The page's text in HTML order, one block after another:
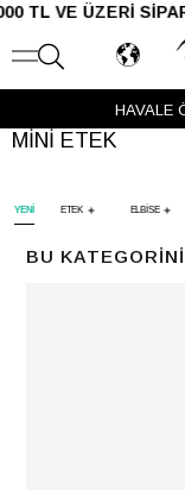
HAVALE
MİNİ ETEK
YENİ ETEK ELBİSE
BU